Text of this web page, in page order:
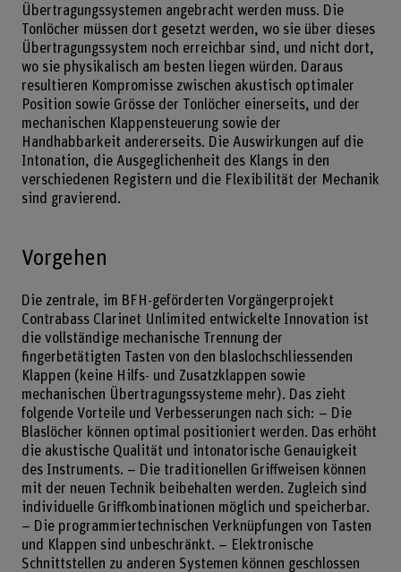
Übertragungssystemen angebracht werden muss. Die
Tonlöcher müssen dort gesetzt werden, wo sie über dieses
Übertragungssystem noch erreichbar sind, und nicht dort,
wo sie physikalisch am besten liegen würden. Daraus
resultieren Kompromisse zwischen akustisch optimaler
Position sowie Grösse der Tonlöcher einerseits, und der
mechanischen Klappensteuerung sowie der
Handhabbarkeit andererseits. Die Auswirkungen auf die
Intonation, die Ausgeglichenheit des Klangs in den
verschiedenen Registern und die Flexibilität der Mechanik
sind gravierend.
Vorgehen
Die zentrale, im BFH-geförderten Vorgängerprojekt
Contrabass Clarinet Unlimited entwickelte Innovation ist
die vollständige mechanische Trennung der
fingerbetätigten Tasten von den blaslochschliessenden
Klappen (keine Hilfs- und Zusatzklappen sowie
mechanischen Übertragungssysteme mehr). Das zieht
folgende Vorteile und Verbesserungen nach sich: – Die
Blaslöcher können optimal positioniert werden. Das erhöht
die akustische Qualität und intonatorische Genauigkeit
des Instruments. – Die traditionellen Griffweisen können
mit der neuen Technik beibehalten werden. Zugleich sind
individuelle Griffkombinationen möglich und speicherbar.
– Die programmiertechnischen Verknüpfungen von Tasten
und Klappen sind unbeschränkt. – Elektronische
Schnittstellen zu anderen Systemen können geschlossen